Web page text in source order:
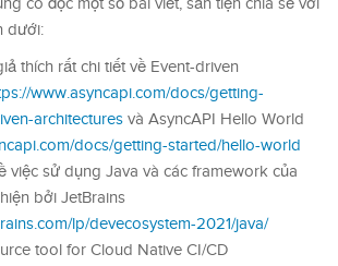
dưới:
thích rất chi tiết về Event-driven
www.asyncapi.com/docs/getting-
architectures và AsyncAPI Hello World
docs/getting-started/hello-world
việc sử dụng Java và các framework của
bởi JetBrains
lp/devecosystem-2021/java/
tool for Cloud Native CI/CD